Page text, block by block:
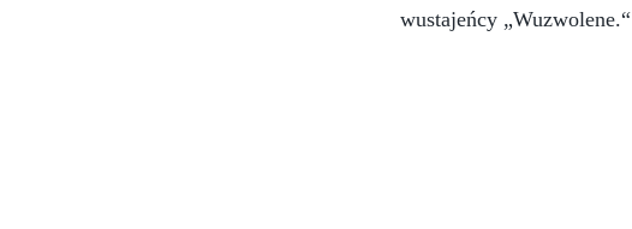
wustajeńcy „Wuzwolene.“